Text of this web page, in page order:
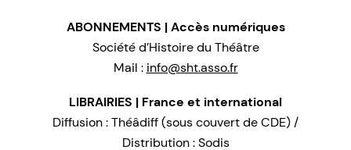
ABONNEMENTS | Accès numériques
Société d’Histoire du Théâtre
Mail : info@sht.asso.fr
LIBRAIRIES | France et international
Diffusion : Théâdiff (sous couvert de CDE) /
Distribution : Sodis